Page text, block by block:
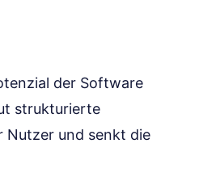
der Software
strukturierte
Nutzer und senkt die